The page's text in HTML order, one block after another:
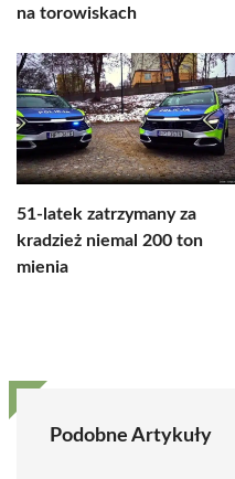
na torowiskach
51-latek zatrzymany za
kradzież niemal 200 ton
mienia
Podobne Artykuły